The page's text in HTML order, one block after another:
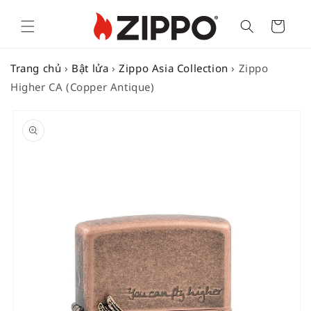
Cart
Trang chủ › Bật lửa ›Zippo Asia Collection › Zippo
Higher CA (Copper Antique)
PRODUCT
INFORMATION